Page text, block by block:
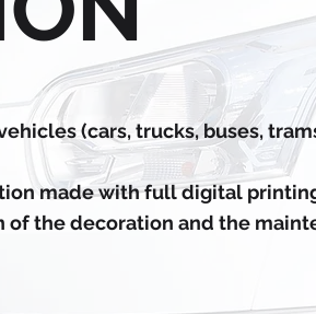
(cars, trucks, buses,
made with full digital
the decoration and the